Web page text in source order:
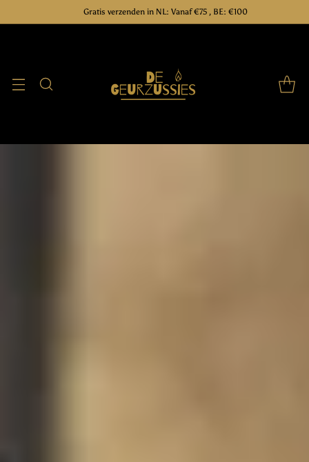
Gratis verzenden in NL: Vanaf €75 , BE: €100